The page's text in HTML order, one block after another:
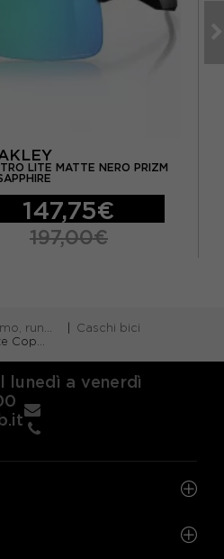
LITE MATTE NERO PRIZM
147,75€
197,00€
e piscina
Caschi bici
Bici Nero
lunedì a venerdì